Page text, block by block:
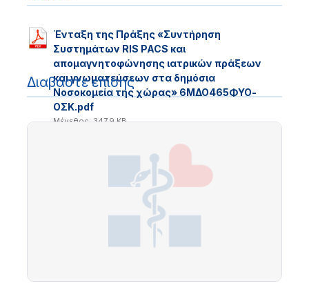
Ένταξη της Πράξης «Συντήρηση
Συστημάτων RIS PACS και
απομαγνητοφώνησης ιατρικών πράξεων
και γνωματεύσεων στα δημόσια
Νοσοκομεία της χώρας» 6ΜΔΟ465ΦΥΟ-
ΟΣΚ.pdf
Μέγεθος: 347.9 KB
Διαβάστε επίσης